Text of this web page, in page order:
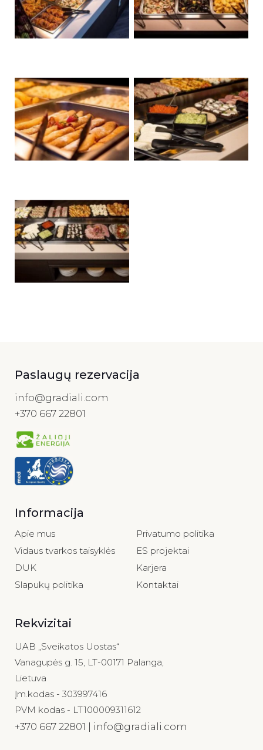
Paslaugų rezervacija
info@gradiali.com
+370 667 22801
Informacija
Apie mus
Vidaus tvarkos taisyklės
DUK
Slapukų politika
Privatumo politika
ES projektai
Karjera
Kontaktai
Rekvizitai
UAB „Sveikatos Uostas“
Vanagupės g. 15, LT-00171 Palanga,
Lietuva
Įm.kodas - 303997416
PVM kodas - LT100009311612
+370 667 22801 | info@gradiali.com